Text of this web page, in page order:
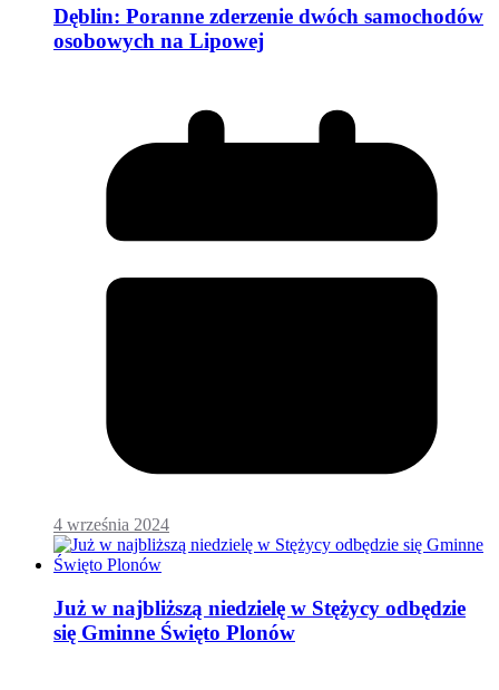
Dęblin: Poranne zderzenie dwóch samochodów
osobowych na Lipowej
4 września 2024
Już w najbliższą niedzielę w Stężycy odbędzie
się Gminne Święto Plonów